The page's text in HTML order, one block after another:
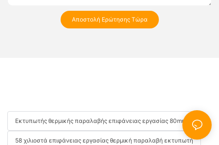
Αποστολή Ερώτησης Τώρα
Εκτυπωτής θερμικής παραλαβής επιφάνειας εργασίας 80mm
58 χιλιοστά επιφάνειας εργασίας θερμική παραλαβή εκτυπωτή